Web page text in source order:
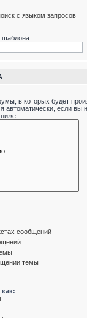
с языком запросов
шаблона.
в которых будет
автоматически, если вы
сообщений
темы